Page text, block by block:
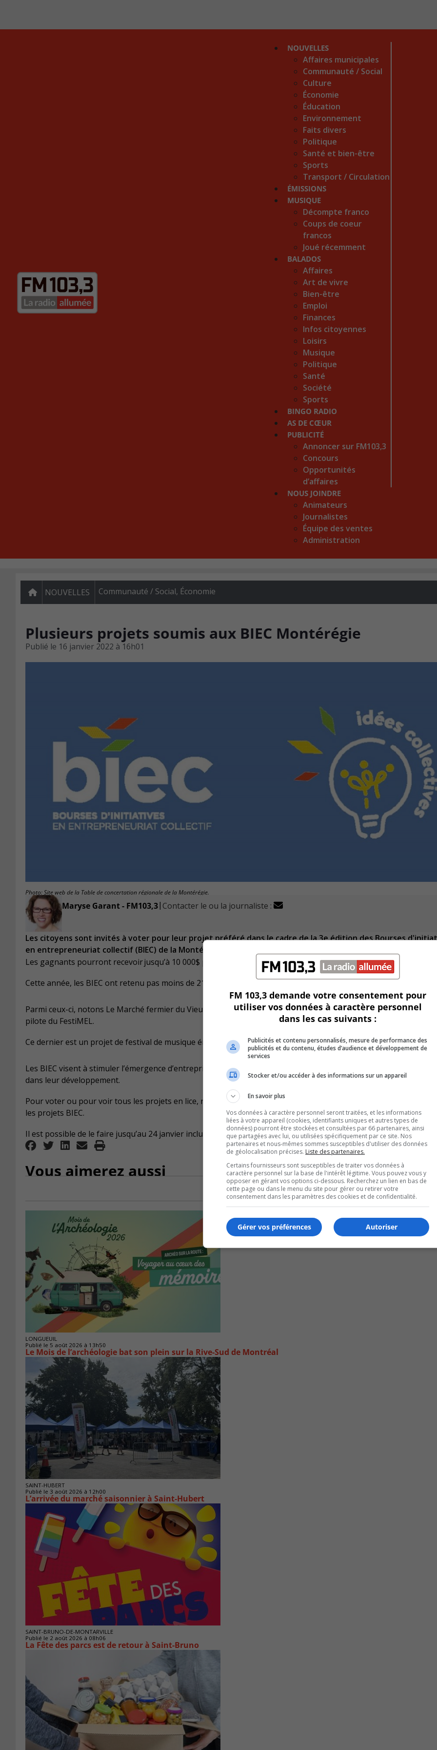
NOUVELLES
Affaires municipales
Communauté / Social
Culture
Économie
Éducation
Environnement
Faits divers
Politique
Santé et bien-être
Sports
Transport / Circulation
ÉMISSIONS
MUSIQUE
Décompte franco
Coups de coeur
francos
Joué récemment
BALADOS
Affaires
Art de vivre
Bien-être
Emploi
Finances
Infos citoyennes
Loisirs
Musique
Politique
Santé
Société
Sports
BINGO RADIO
AS DE CŒUR
PUBLICITÉ
Annoncer sur FM103,3
Concours
Opportunités
d’affaires
NOUS JOINDRE
Animateurs
Journalistes
Équipe des ventes
Administration
NOUVELLES Communauté / Social, Économie
Plusieurs projets soumis aux BIEC Montérégie
Publié le 16 janvier 2022 à 16h01
Photo: Site web de la Table de concertation régionale de la Montérégie.
Maryse Garant - FM103,3| Contacter le ou la journaliste :
Les citoyens sont invités à voter pour leur projet préféré dans le cadre de la 3e édition des Bourses
en entrepreneuriat collectif (BIEC) de la Montérégie.
Les gagnants pourront recevoir jusqu’à 10 000$ pour réaliser leurs projets d’économie sociale.
Cette année, les BIEC ont retenu pas moins de 21 projets de l’agglomération de Longueuil.
Parmi ceux-ci, notons Le Marché fermier du Vieux-Longueuil, le projet de site web de La Maison de l’accueil et
pilote du FestiMEL.
Ce dernier est un projet de festival de musique émergente locale dans le Vieux-Longueuil.
Les BIEC visent à stimuler l’émergence d’entreprises collectives et à renforcer des projets d’économie sociale
dans leur développement.
Pour voter ou pour voir tous les projets en lice, rendez-vous sur le site monteregie.quebec, sous l’onglet Votez
les projets BIEC.
Il est possible de le faire jusqu’au 24 janvier inclusivement.
Vous aimerez aussi
LONGUEUIL
Publié le 5 août 2026 à 13h50
Le Mois de l’archéologie bat son plein sur la Rive-Sud de Montréal
SAINT-HUBERT
Publié le 3 août 2026 à 12h00
L’arrivée du marché saisonnier à Saint-Hubert
SAINT-BRUNO-DE-MONTARVILLE
Publié le 2 août 2026 à 08h06
La Fête des parcs est de retour à Saint-Bruno
FM 103,3 demande votre consentement pour
utiliser vos données à caractère personnel
dans les cas suivants :
Publicités et contenu personnalisés, mesure de performance des
publicités et du contenu, études d’audience et développement de
services
Stocker et/ou accéder à des informations sur un appareil
En savoir plus
Vos données à caractère personnel seront traitées, et les informations
liées à votre appareil (cookies, identifiants uniques et autres types de
données) pourront être stockées et consultées par 66 partenaires, ainsi
que partagées avec lui, ou utilisées spécifiquement par ce site. Nos
partenaires et nous-mêmes sommes susceptibles d'utiliser des données
de géolocalisation précises. Liste des partenaires.
Certains fournisseurs sont susceptibles de traiter vos données à
caractère personnel sur la base de l'intérêt légitime. Vous pouvez vous y
opposer en gérant vos options ci-dessous. Recherchez un lien en bas de
cette page ou dans le menu du site pour gérer ou retirer votre
consentement dans les paramètres des cookies et de confidentialité.
Autoriser
Gérer vos préférences